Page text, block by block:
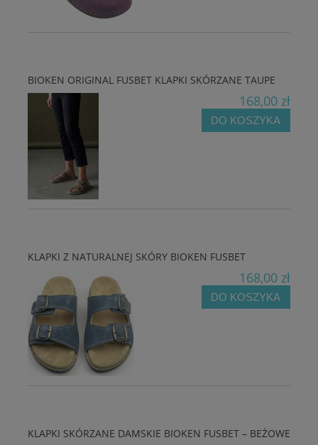
BIOKEN ORIGINAL FUSBET KLAPKI SKÓRZANE TAUPE
168,00 zł
DO KOSZYKA
KLAPKI Z NATURALNEJ SKÓRY BIOKEN FUSBET
168,00 zł
DO KOSZYKA
KLAPKI SKÓRZANE DAMSKIE BIOKEN FUSBET – BEŻOWE